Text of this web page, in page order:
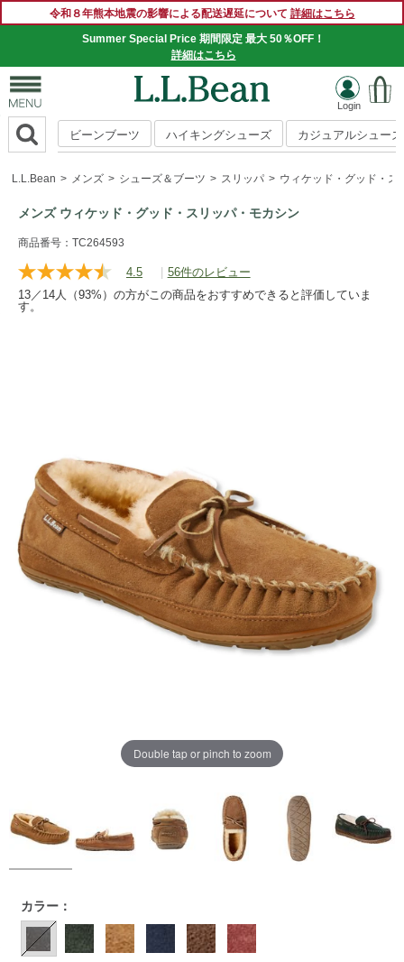
令和８年熊本地震の影響による配送遅延について 詳細はこちら
Summer Special Price 期間限定 最大 50％OFF！
詳細はこちら
ビーンブーツ ハイキングシューズ カジュアルシューズ
L.L.Bean メンズ シューズ＆ブーツ スリッパ ウィケッド・グッド・ス
メンズ ウィケッド・グッド・スリッパ・モカシン
https://www.llbean.co.jp/mens/shoes/slippers/g/P65637.html
商品番号：TC264593
4.5
レ
ビ
ン
ク。
| 56件のレビュー
13／14人（93%）の方がこの商品をおすすめできると評価していま
す。
Double tap or pinch to zoom
https://www.llbean.co.jp/mens/shoes/slippers/g/P65637.html
カラー：